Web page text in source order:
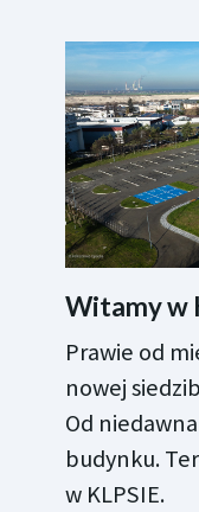
Witamy w
Prawie od
nowej
Od
budynku.
w KLPSIE.